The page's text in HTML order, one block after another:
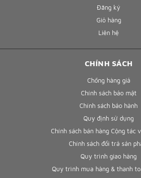
Đăng ký
Giỏ hàng
Liên hệ
CHÍNH SÁCH
Chống hàng giả
Chính sách bảo mật
Chính sách bảo hành
Quy định sử dụng
Chính sách bán hàng Cộng tác
Chính sách đổi trả sản
Quy trình giao hàng
Quy trình mua hàng & thanh